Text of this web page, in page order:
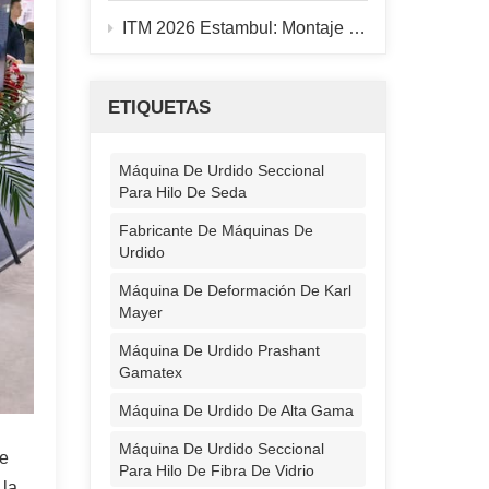
ITM 2026 Estambul: Montaje del stand finalizado, máquina de urdido 928B en funcionamiento.
ETIQUETAS
Máquina De Urdido Seccional
Para Hilo De Seda
Fabricante De Máquinas De
Urdido
Máquina De Deformación De Karl
Mayer
Máquina De Urdido Prashant
Gamatex
Máquina De Urdido De Alta Gama
Máquina De Urdido Seccional
Para Hilo De Fibra De Vidrio